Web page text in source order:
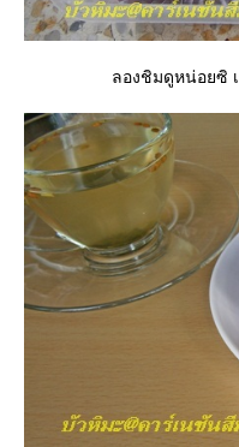
ลองชิมดูหน่อยซิ